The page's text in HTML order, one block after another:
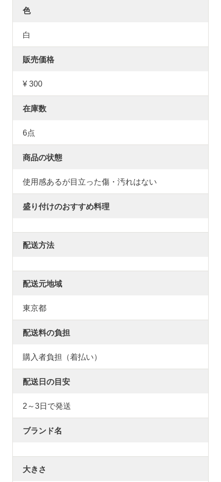
色
白
販売価格
¥ 300
在庫数
6点
商品の状態
使用感あるが目立った傷・汚れはない
盛り付けのおすすめ料理
配送方法
配送元地域
東京都
配送料の負担
購入者負担（着払い）
配送日の目安
2～3日で発送
ブランド名
大きさ